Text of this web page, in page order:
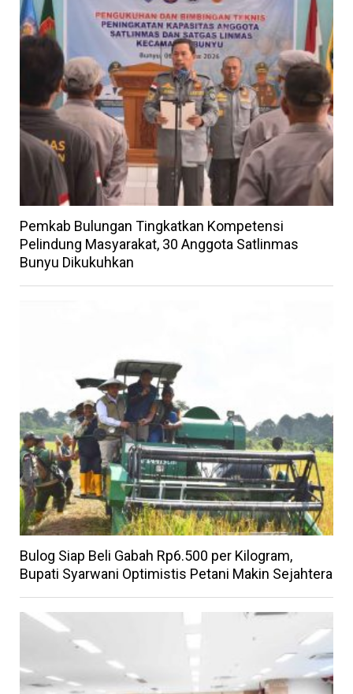
Pemkab Bulungan Tingkatkan Kompetensi
Pelindung Masyarakat, 30 Anggota Satlinmas
Bunyu Dikukuhkan
Bulog Siap Beli Gabah Rp6.500 per Kilogram,
Bupati Syarwani Optimistis Petani Makin Sejahtera